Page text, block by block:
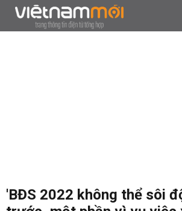
'BĐS 2022 không thể sôi